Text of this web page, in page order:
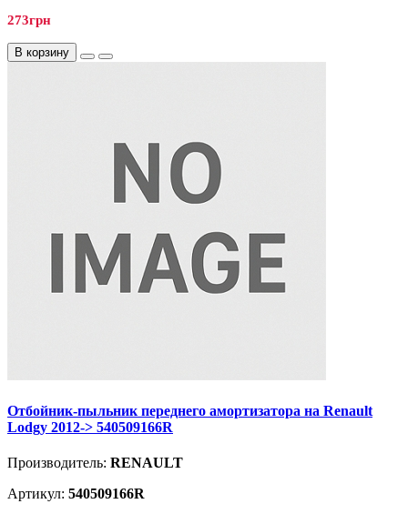
273грн
В корзину
Отбойник-пыльник переднего амортизатора на Renault
Lodgy 2012-> 540509166R
Производитель: RENAULT
Артикул: 540509166R